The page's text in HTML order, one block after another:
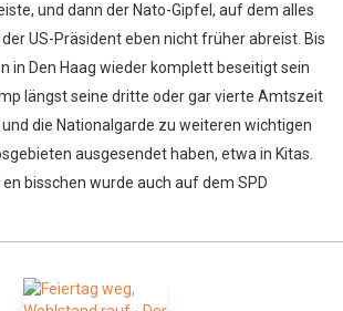
und dann der Nato-Gipfel, auf dem alles
US-Präsident eben nicht früher abreist. Bis
in Den Haag wieder komplett beseitigt sein
längst seine dritte oder gar vierte Amtszeit
die Nationalgarde zu weiteren wichtigen
ausgesendet haben, etwa in Kitas.
bisschen wurde auch auf dem SPD